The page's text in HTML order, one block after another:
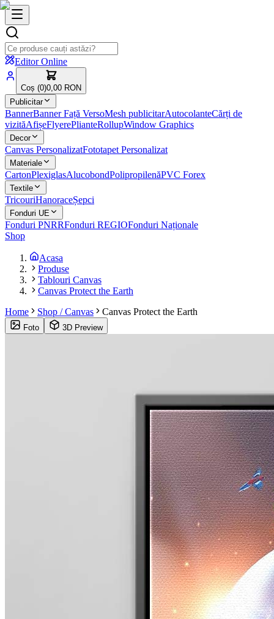
Editor Online
Coș (0)0,00 RON
Publicitar
BannerBanner Față VersoMesh publicitarAutocolanteCărți de
vizităAfișeFlyerePlianteRollupWindow Graphics
Decor
Canvas PersonalizatFototapet Personalizat
Materiale
CartonPlexiglasAlucobondPolipropilenăPVC Forex
Textile
TricouriHanoraceȘepci
Fonduri UE
Fonduri PNRRFonduri REGIOFonduri Naționale
Shop
Acasa
Produse
Tablouri Canvas
Canvas Protect the Earth
Home
Shop / Canvas Canvas Protect the Earth
Foto 3D Preview